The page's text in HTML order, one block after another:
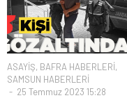
ASAYİŞ, BAFRA HABERLERİ,
SAMSUN HABERLERİ
25 Temmuz 2023 15:28